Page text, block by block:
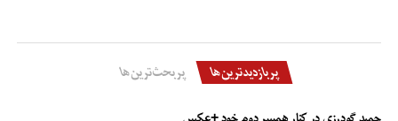
پربازدیدترین‌ها پربحث‌ترین‌ها